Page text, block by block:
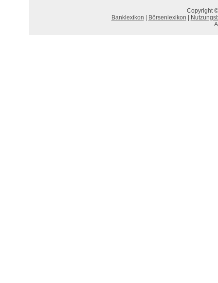
Copyright
Banklexikon
Börsenlexikon